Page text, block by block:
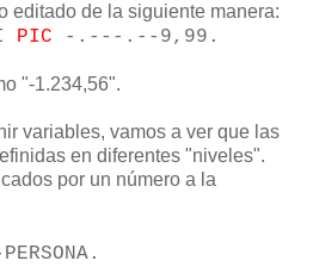
editado de la siguiente manera:
PIC -.---.--9,99.
"-1.234,56".
variables, vamos a ver que las
en diferentes "niveles".
por un número a la